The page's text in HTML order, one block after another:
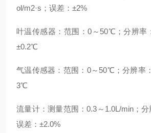
ol/m2·s；误差：±2%
叶温传感器：范围：0～50℃；分辨率
±0.2℃
气温传感器：范围： 0～50℃；分辨率
3℃
流量计：测量范围：0.3～1.0L/min；分
误差：±2.0%